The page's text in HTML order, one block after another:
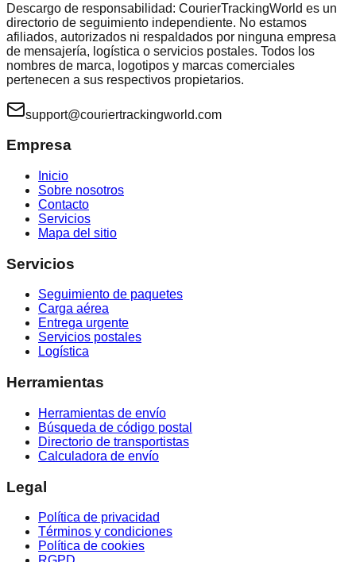
Descargo de responsabilidad: CourierTrackingWorld es un
directorio de seguimiento independiente. No estamos
afiliados, autorizados ni respaldados por ninguna empresa
de mensajería, logística o servicios postales. Todos los
nombres de marca, logotipos y marcas comerciales
pertenecen a sus respectivos propietarios.
support@couriertrackingworld.com
Empresa
Inicio
Sobre nosotros
Contacto
Servicios
Mapa del sitio
Servicios
Seguimiento de paquetes
Carga aérea
Entrega urgente
Servicios postales
Logística
Herramientas
Herramientas de envío
Búsqueda de código postal
Directorio de transportistas
Calculadora de envío
Legal
Política de privacidad
Términos y condiciones
Política de cookies